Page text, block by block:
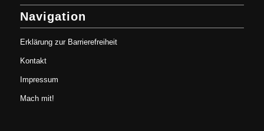
Navigation
Erklärung zur Barrierefreiheit
Kontakt
Impressum
Mach mit!